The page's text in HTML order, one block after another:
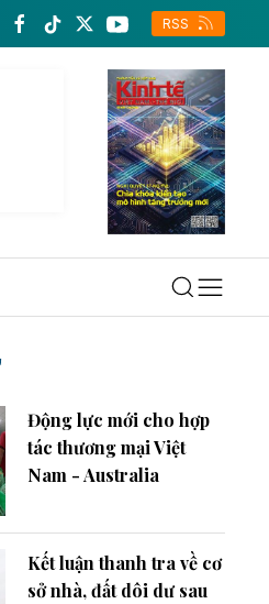
Trang thông tin
RSS
Động lực mới cho hợp
tác thương mại Việt
Nam - Australia
Kết luận thanh tra về cơ
sở nhà, đất dôi dư sau